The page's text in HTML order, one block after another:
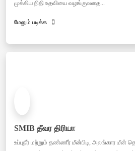
முக்கிய நிதி உதவியை வழங்குவதை...
மேலும் படிக்க
SMIB தீவர திரியா
உப்புநீர் மற்றும் தண்ணீர் மீன்பிடி, அலங்கார மீன்